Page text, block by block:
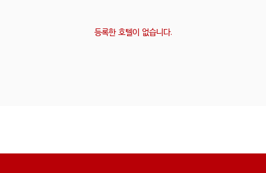
등록한 호텔이 없습니다.